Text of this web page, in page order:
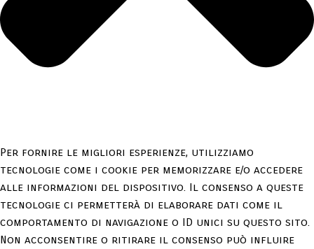
Per fornire le migliori esperienze, utilizziamo
tecnologie come i cookie per memorizzare e/o accedere
alle informazioni del dispositivo. Il consenso a queste
tecnologie ci permetterà di elaborare dati come il
comportamento di navigazione o ID unici su questo sito.
Non acconsentire o ritirare il consenso può influire